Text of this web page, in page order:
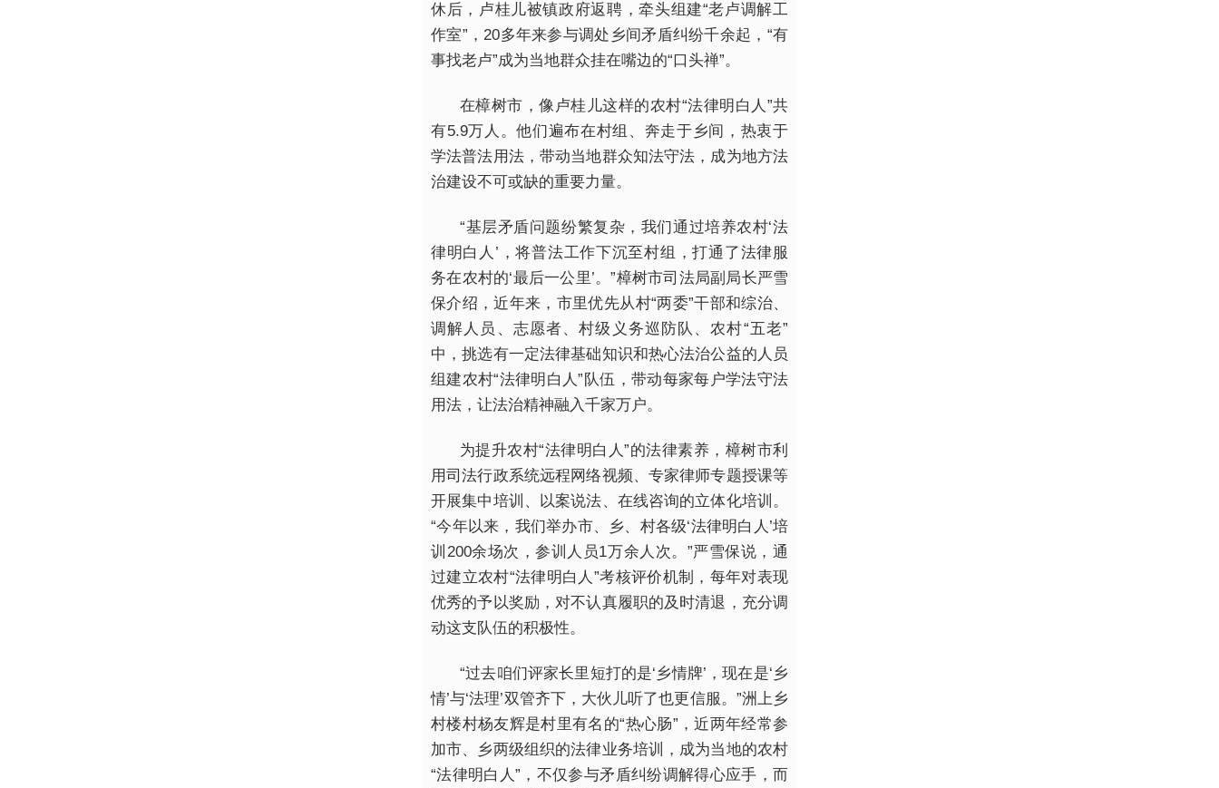
休后，卢桂儿被镇政府返聘，牵头组建“老卢调解工
作室”，20多年来参与调处乡间矛盾纠纷千余起，“有
事找老卢”成为当地群众挂在嘴边的“口头禅”。
在樟树市，像卢桂儿这样的农村“法律明白人”共
有5.9万人。他们遍布在村组、奔走于乡间，热衷于
学法普法用法，带动当地群众知法守法，成为地方法
治建设不可或缺的重要力量。
“基层矛盾问题纷繁复杂，我们通过培养农村‘法
律明白人’，将普法工作下沉至村组，打通了法律服
务在农村的‘最后一公里’。”樟树市司法局副局长严雪
保介绍，近年来，市里优先从村“两委”干部和综治、
调解人员、志愿者、村级义务巡防队、农村“五老”
中，挑选有一定法律基础知识和热心法治公益的人员
组建农村“法律明白人”队伍，带动每家每户学法守法
用法，让法治精神融入千家万户。
为提升农村“法律明白人”的法律素养，樟树市利
用司法行政系统远程网络视频、专家律师专题授课等
开展集中培训、以案说法、在线咨询的立体化培训。
“今年以来，我们举办市、乡、村各级‘法律明白人’培
训200余场次，参训人员1万余人次。”严雪保说，通
过建立农村“法律明白人”考核评价机制，每年对表现
优秀的予以奖励，对不认真履职的及时清退，充分调
动这支队伍的积极性。
“过去咱们评家长里短打的是‘乡情牌’，现在是‘乡
情’与‘法理’双管齐下，大伙儿听了也更信服。”洲上乡
村楼村杨友辉是村里有名的“热心肠”，近两年经常参
加市、乡两级组织的法律业务培训，成为当地的农村
“法律明白人”，不仅参与矛盾纠纷调解得心应手，而